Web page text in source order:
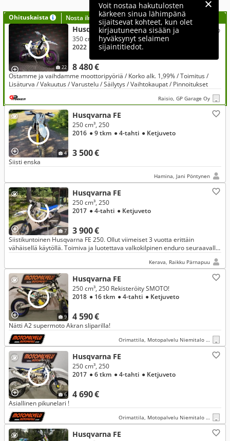
Voit nostaa hakutulosten
kärkeen sinua lähimpänä
sijaitsevat kohteet, kun olet
kirjautuneena sisään ja
hyväksynyt selaimen
sijaintitiedot.
Ohituskaista Nosta ilmoituksesi tähän?
22
Husqvarna FE
8 480 €
350 cm³, 350 A2 / Tämä kannattaa katsoa!
2022
● 220 h● 4-tahti● Ketjuveto
Ostamme ja vaihdamme moottoripyöriä / Korko alk. 1,99% / Toimitus /
Lisäturva / Vakuutus / Varustelu / Säilytys / Vaihtokaupat / Pinnoitukset
Raisio, GP Garage Oy
4
Husqvarna FE
3 500 €
250 cm³, 250
2016 ● 9 tkm ● 4-tahti ● Ketjuveto
Siisti enska
Hamina, Jani Pöntynen
7
Husqvarna FE
3 900 €
250 cm³, 250
2017 ● 4-tahti ● Ketjuveto
Siistikuntoinen Husqvarna FE 250. Ollut viimeiset 3 vuotta erittäin
vähäisellä käytöllä. Toimiva ja luotettava valkokilpinen enduro seuraavalle
Kerava, Raikku Pärnapuu
9
Husqvarna FE
4 590 €
250 cm³, 250 Rekisteröity SMOTO!
2018 ● 16 tkm ● 4-tahti ● Ketjuveto
Nätti A2 supermoto Akran sliparilla!
Orimattila, Motopalvelu Niemitalo Oy
6
Husqvarna FE
4 690 €
250 cm³, 250
2017 ● 6 tkm ● 4-tahti ● Ketjuveto
Asiallinen pikunelari !
Orimattila, Motopalvelu Niemitalo Oy
Husqvarna FE